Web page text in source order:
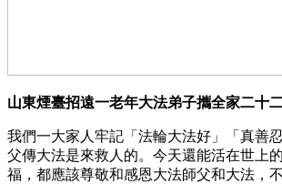
山東煙臺招遠一老年大法弟子攜全家二十
我們一大家人牢記「法輪大法好」「真善
父傳大法是來救人的。今天還能活在世上
福，都應該尊敬和感恩大法師父和大法，